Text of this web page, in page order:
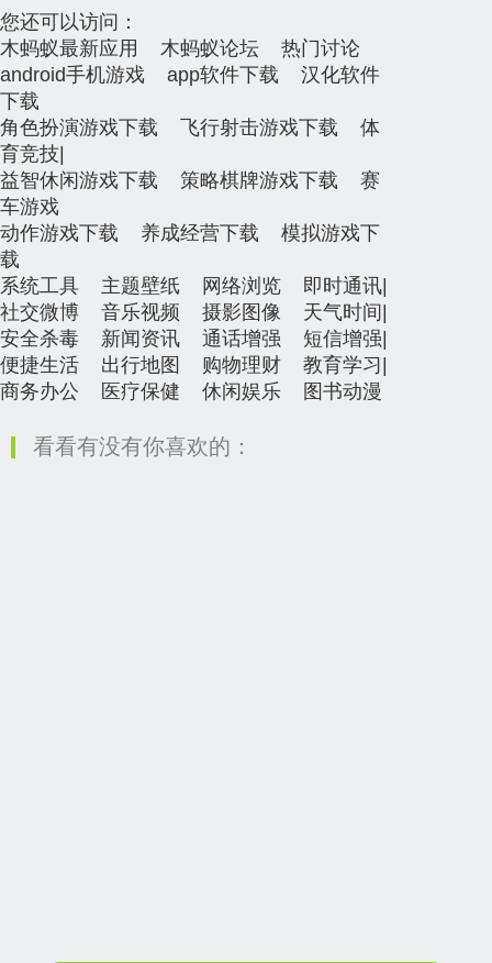
您还可以访问：
木蚂蚁最新应用
木蚂蚁论坛
热门讨论
android手机游戏
app软件下载
汉化软件
下载
角色扮演游戏下载
飞行射击游戏下载
体
育竞技
益智休闲游戏下载
策略棋牌游戏下载
赛
车游戏
动作游戏下载
养成经营下载
模拟游戏下
载
系统工具
主题壁纸 网络浏览 即时通讯
社交微博
音乐视频 摄影图像 天气时间
安全杀毒
新闻资讯 通话增强 短信增强
便捷生活
出行地图 购物理财 教育学习
商务办公
医疗保健 休闲娱乐 图书动漫
看看有没有你喜欢的：